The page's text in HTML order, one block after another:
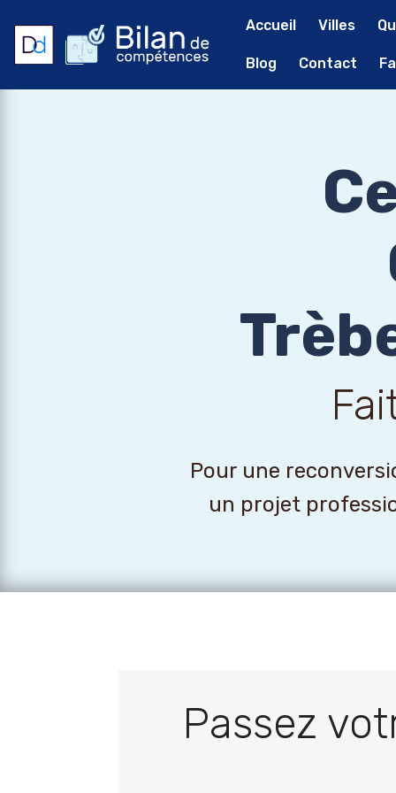
Accueil Villes
Blog Contact
Pour une
un projet
Passez